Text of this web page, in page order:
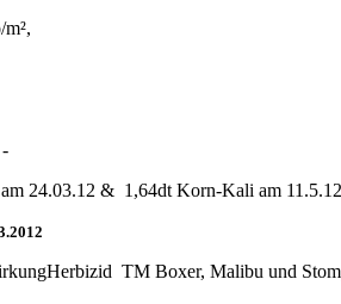
-
24.03.12 & 1,64dt Korn-Kali am 11.5.12
TM Boxer, Malibu und